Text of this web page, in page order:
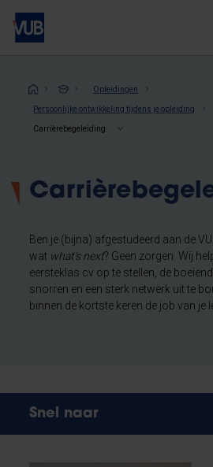
Overslaan
naar
inhoudKruimelpad
Opleidingen
Persoonlijke ontwikkeling tijdens je opleiding
Carrièrebegeleiding
Ben je (bijna) afgestudeerd aan de
wat what’s next? Geen zorgen. Wij
eersteklas cv op te stellen, de
snorren en een sterk netwerk uit te
binnen de kortste keren de job van je
Snel naar